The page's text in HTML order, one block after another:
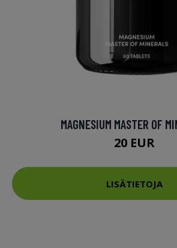
MAGNESIUM MASTER OF
20 EUR
LISÄTIETOJA